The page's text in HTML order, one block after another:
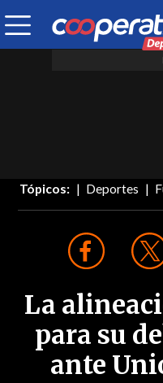
Tópicos: Deportes
La
para su
ante